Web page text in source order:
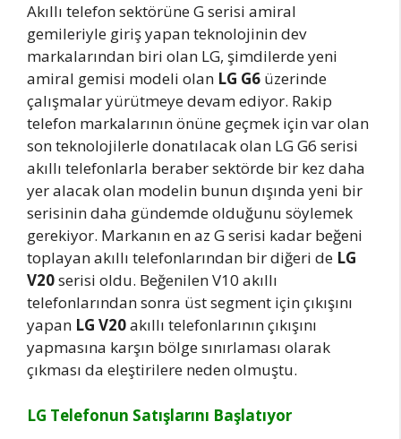
Akıllı telefon sektörüne G serisi amiral
gemileriyle giriş yapan teknolojinin dev
markalarından biri olan LG, şimdilerde yeni
amiral gemisi modeli olan LG G6 üzerinde
çalışmalar yürütmeye devam ediyor. Rakip
telefon markalarının önüne geçmek için var olan
son teknolojilerle donatılacak olan LG G6 serisi
akıllı telefonlarla beraber sektörde bir kez daha
yer alacak olan modelin bunun dışında yeni bir
serisinin daha gündemde olduğunu söylemek
gerekiyor. Markanın en az G serisi kadar beğeni
toplayan akıllı telefonlarından bir diğeri de LG
V20serisi oldu. Beğenilen V10 akıllı
telefonlarından sonra üst segment için çıkışını
yapan LG V20akıllı telefonlarının çıkışını
yapmasına karşın bölge sınırlaması olarak
çıkması da eleştirilere neden olmuştu.
LG Telefonun Satışlarını Başlatıyor